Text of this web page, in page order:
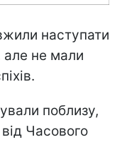
наступати
не мали
поблизу,
Часового